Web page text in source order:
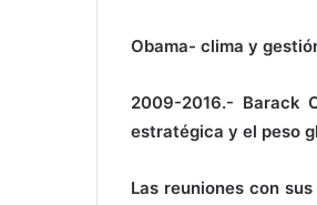
Obama- clima y
2009-2016.- Barack
estratégica y el peso
Las reuniones con